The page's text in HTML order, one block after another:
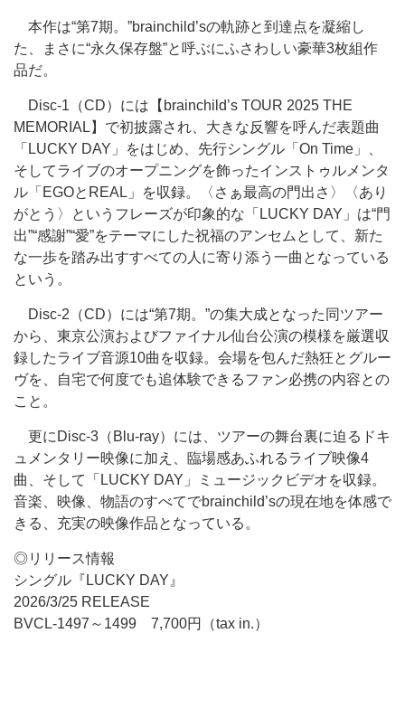
本作は“第7期。”brainchild’sの軌跡と到達点を凝縮し
た、まさに“永久保存盤”と呼ぶにふさわしい豪華3枚組作
品だ。
Disc-1（CD）には【brainchild’s TOUR 2025 THE
MEMORIAL】で初披露され、大きな反響を呼んだ表題曲
「LUCKY DAY」をはじめ、先行シングル「On Time」、
そしてライブのオープニングを飾ったインストゥルメンタ
ル「EGOとREAL」を収録。〈さぁ最高の門出さ〉〈あり
がとう〉というフレーズが印象的な「LUCKY DAY」は“門
出”“感謝”“愛”をテーマにした祝福のアンセムとして、新た
な一歩を踏み出すすべての人に寄り添う一曲となっている
という。
Disc-2（CD）には“第7期。”の集大成となった同ツアー
から、東京公演およびファイナル仙台公演の模様を厳選収
録したライブ音源10曲を収録。会場を包んだ熱狂とグルー
ヴを、自宅で何度でも追体験できるファン必携の内容との
こと。
更にDisc-3（Blu-ray）には、ツアーの舞台裏に迫るドキ
ュメンタリー映像に加え、臨場感あふれるライブ映像4
曲、そして「LUCKY DAY」ミュージックビデオを収録。
音楽、映像、物語のすべてでbrainchild’sの現在地を体感で
きる、充実の映像作品となっている。
◎リリース情報
シングル『LUCKY DAY』
2026/3/25 RELEASE
BVCL-1497～1499 7,700円（tax in.）